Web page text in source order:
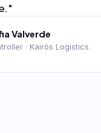
Valverde
· Kairós Logistics